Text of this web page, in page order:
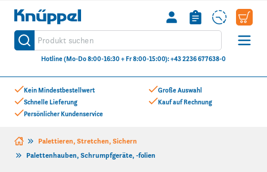
Kein Mindestbestellwert
Schnelle Lieferung
Persönlicher Kundenservice
Große Auswahl
Kauf auf Rechnung
Knüppel
Produkt suchen
Suche
Hotline (Mo-Do 8:00-16:30 + Fr 8:00-15:00): +43 2236 677638-0
Zum Inhalt springen
Palettieren, Stretchen, Sichern
Palettenhauben, Schrumpfgeräte, -folien